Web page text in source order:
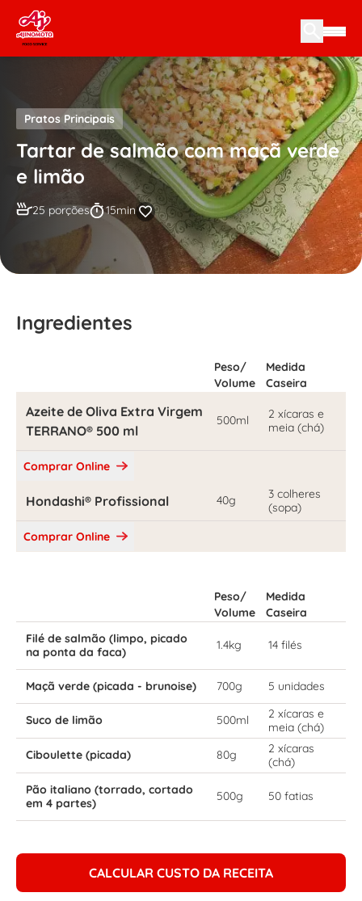
Skip to content
Pratos Principais
Tartar de salmão com maçã verde
e limão
25 porções 15min
Ingredientes
Peso/
Volume
Medida
Caseira
Azeite de Oliva Extra Virgem
TERRANO® 500 ml
500ml
2 xícaras e
meia (chá)
Comprar Online
Hondashi® Profissional 40g
3 colheres
(sopa)
Comprar Online
Peso/
Volume
Medida
Caseira
Filé de salmão (limpo, picado
na ponta da faca)
1.4kg 14 filés
Maçã verde (picada - brunoise) 700g 5 unidades
Suco de limão 500ml
2 xícaras e
meia (chá)
Ciboulette (picada)
80g
2 xícaras
(chá)
Pão italiano (torrado, cortado
em 4 partes)
500g 50 fatias
CALCULAR CUSTO DA RECEITA